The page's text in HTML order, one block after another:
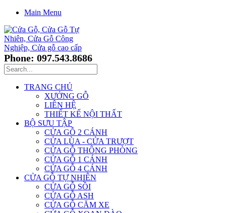
Main Menu
Phone: 097.543.8686
TRANG CHỦ
XƯỞNG GỖ
LIÊN HỆ
THIẾT KẾ NỘI THẤT
BỘ SƯU TẬP
CỬA GỖ 2 CÁNH
CỬA LÙA - CỬA TRƯỢT
CỬA GỖ THÔNG PHÒNG
CỬA GỖ 1 CÁNH
CỬA GỖ 4 CÁNH
CỬA GỖ TỰ NHIÊN
CỬA GỖ SỒI
CỬA GỖ ASH
CỬA GỖ CĂM XE